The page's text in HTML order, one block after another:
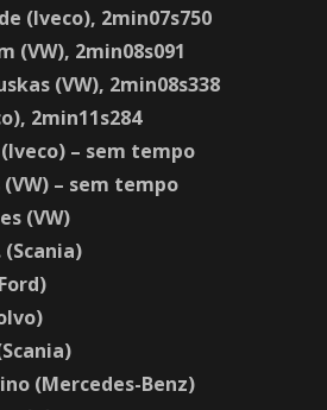
(Iveco), 2min07s750
(VW), 2min08s091
(VW), 2min08s338
2min11s284
– sem tempo
– sem tempo
(VW)
(Scania)
(Mercedes-Benz)